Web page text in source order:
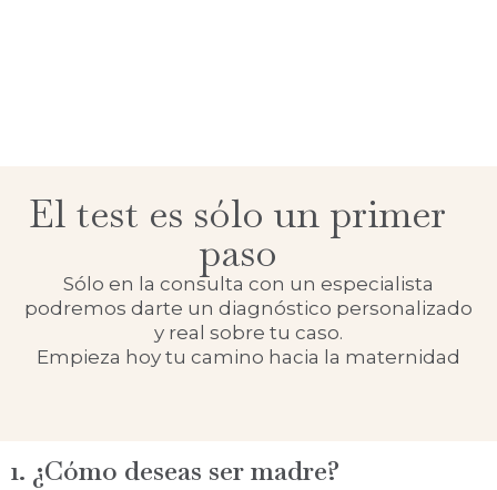
El test es sólo un primer
paso
Sólo en la consulta con un especialista
podremos darte un diagnóstico personalizado
y real sobre tu caso.
Empieza hoy tu camino hacia la maternidad
1. ¿Cómo deseas ser madre?